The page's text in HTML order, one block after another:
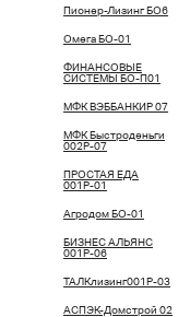
Пионер-Лизинг БО6
Омега БО-01
ФИНАНСОВЫЕ
СИСТЕМЫ БО-П01
МФК ВЭББАНКИР 07
МФК Быстроденьги
002Р-07
ПРОСТАЯ ЕДА
001Р-01
Агродом БО-01
БИЗНЕС АЛЬЯНС
001P-06
ТАЛКлизинг001P-03
АСПЭК-Домстрой 02